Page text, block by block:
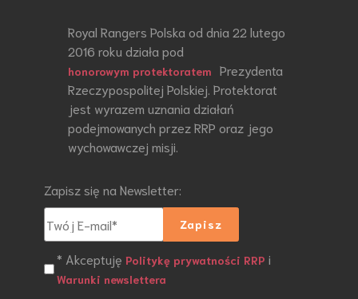
Royal Rangers Polska od dnia 22 lutego
2016 roku działa pod
honorowym protektoratem
Prezydenta
Rzeczypospolitej Polskiej. Protektorat
jest wyrazem uznania działań
podejmowanych przez RRP oraz jego
wychowawczej misji.
Zapisz się na Newsletter:
* AkceptujęPolitykę prywatności RRP i
Warunki newslettera